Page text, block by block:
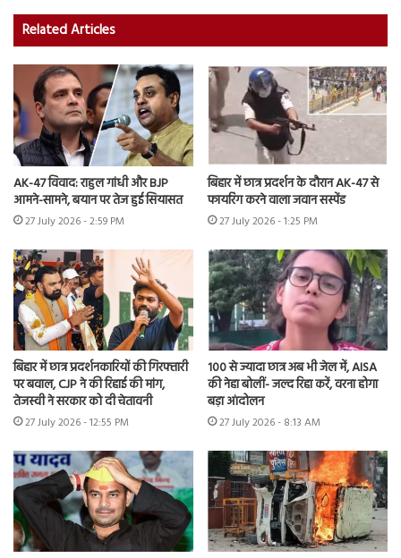
Related Articles
AK-47 विवाद: राहुल गांधी और BJP
आमने-सामने, बयान पर तेज हुई सियासत
27 July 2026 - 2:59 PM
बिहार में छात्र प्रदर्शन के दौरान AK-47 से
फायरिंग करने वाला जवान सस्पेंड
27 July 2026 - 1:25 PM
बिहार में छात्र प्रदर्शनकारियों की गिरफ्तारी
पर बवाल, CJP ने की रिहाई की मांग,
तेजस्वी ने सरकार को दी चेतावनी
27 July 2026 - 12:55 PM
100 से ज्यादा छात्र अब भी जेल में, AISA
की नेहा बोलीं- जल्द रिहा करें, वरना होगा
बड़ा आंदोलन
27 July 2026 - 8:13 AM